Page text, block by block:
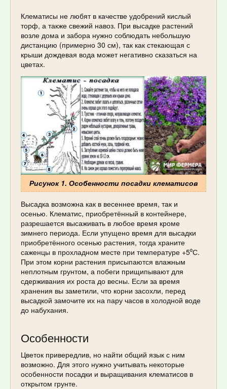
Клематисы не любят в качестве удобрений кислый
торф, а также свежий навоз. При высадке растений
возле дома и забора нужно соблюдать небольшую
дистанцию (примерно 30 см), так как стекающая с
крыши дождевая вода может негативно сказаться на
цветах.
Рисунок 1. Особенности посадки клематисов
Высадка возможна как в весеннее время, так и
осенью. Клематис, приобретённый в контейнере,
разрешается высаживать в любое время кроме
зимнего периода. Если упущено время для высадки
приобретённого осенью растения, тогда храните
саженцы в прохладном месте при температуре +5⁰С.
При этом корни растения присыпаются влажным
неплотным грунтом, а побеги прищипывают для
сдерживания их роста до весны. Если за время
хранения вы заметили, что корни засохли, перед
высадкой замочите их на пару часов в холодной воде
до набухания.
Особенности
Цветок привередлив, но найти общий язык с ним
возможно. Для этого нужно учитывать некоторые
особенности посадки и выращивания клематисов в
открытом грунте.